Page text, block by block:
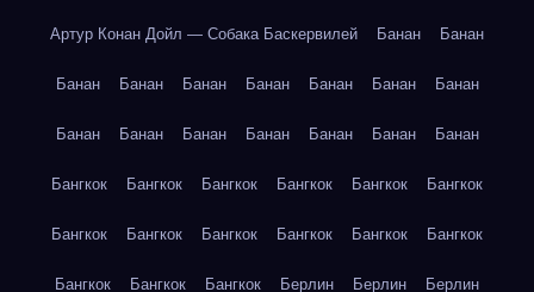
Артур Конан Дойл — Собака Баскервилей Банан Банан
Банан Банан Банан Банан Банан Банан Банан
Банан Банан Банан Банан Банан Банан Банан
Бангкок Бангкок Бангкок Бангкок Бангкок Бангкок
Бангкок Бангкок Бангкок Бангкок Бангкок Бангкок
Бангкок Бангкок Бангкок Берлин Берлин Берлин